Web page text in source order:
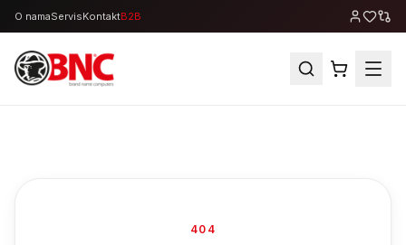
O namaServisKontaktB2B
404